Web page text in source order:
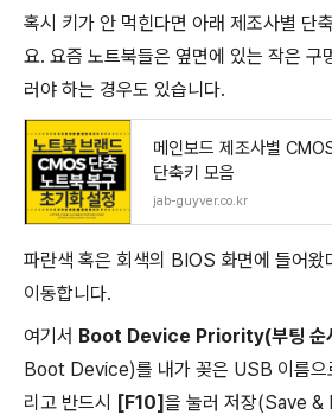
혹시 키가 안 먹힌다면 아래 제조사별 단
요. 요즘 노트북들은 옆면에 있는 작은
러야 하는 경우도 있습니다.
메인보드 제조사별
단축키 모음
jab-guyver.co.kr
파란색 혹은 회색의 BIOS 화면에 들어왔
이동합니다.
여기서 Boot Device Priority(부팅 순
Boot Device)를 내가 꽂은 USB 이름으
리고 반드시 [F10]을 눌러 저장(Save &